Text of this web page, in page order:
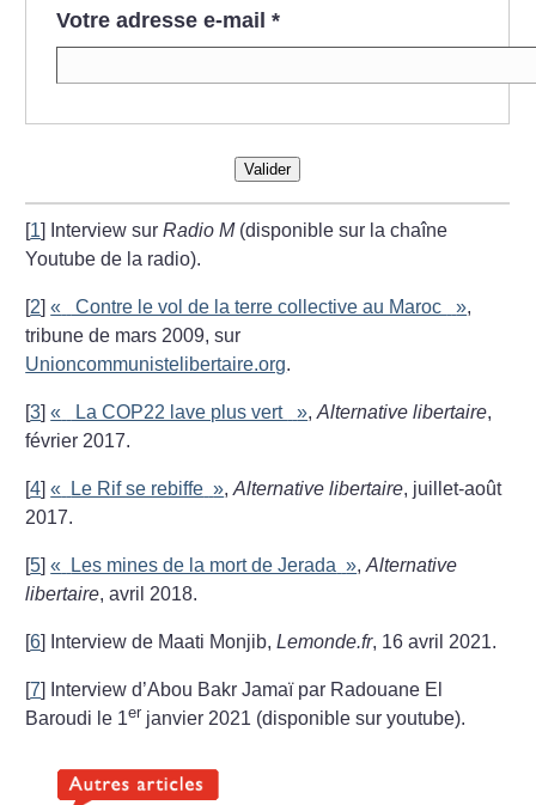
Votre adresse e-mail *
Valider
[1] Interview surRadio M(disponible sur la chaîne
Youtube de la radio).
[2]« Contre le vol de la terre collective au Maroc »,
tribune de mars 2009, sur
Unioncommunistelibertaire.org.
[3]« La COP22 lave plus vert »,Alternative libertaire,
février 2017.
[4]« Le Rif se rebiffe »,Alternative libertaire, juillet-août
2017.
[5]« Les mines de la mort de Jerada »,Alternative
libertaire, avril 2018.
[6] Interview de Maati Monjib,Lemonde.fr, 16 avril 2021.
[7]
Interview d’Abou Bakr Jamaï par Radouane El
Baroudi le 1er janvier 2021 (disponible sur youtube).